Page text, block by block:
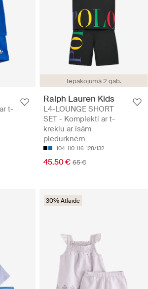
t-
Iepakojumā 2 gab.
Ralph Lauren Kids
L4-LOUNGE SHORT
SET - Komplekti ar t-
kreklu ar īsām
piedurknēm
104 110 116 128/132
45.50 € 65 €
30% Atlaide